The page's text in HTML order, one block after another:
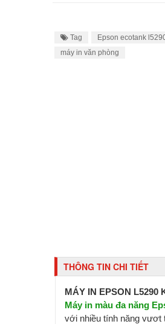
Tag Epson ecotank
máy in văn phòng
THÔNG TIN CHI TIẾT
MÁY IN EPSON L5290
Máy in màu đa năng
với nhiều tính năng vươt